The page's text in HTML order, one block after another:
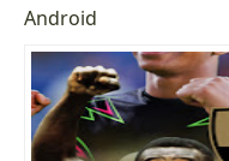
Android